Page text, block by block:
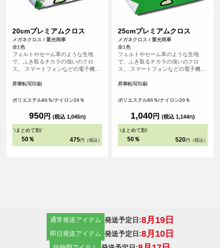
20cmプレミアムクロス
メガネクロス / 重光商事
全1色
フェルトやセーム革のような生地
で、ふき取るチカラの強いのクロ
ス。 スマートフォンなどの電子機器
すすめです。
昇華転写印刷
ポリエステル80％/ナイロン20％
950円 (税込 1,045円)
\まとめて割/
50％ 475 円（税込）
25cmプレミアムクロス
メガネクロス / 重光商事
全1色
フェルトやセーム革のような生地
で、ふき取るチカラの強いのクロ
ス。 スマートフォンなどの電子機器
すすめです。
昇華転写印刷
ポリエステル80％/ナイロン20％
1,040円 (税込 1,144円)
\まとめて割/
50％ 520 円（税込）
通常発送アイテム 発送予定日:8月19日
即日発送アイテム 発送予定日:8月10日